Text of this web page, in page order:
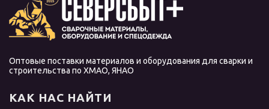
Оптовые поставки материалов и оборудования для сварки и
строительства по ХМАО, ЯНАО
КАК НАС НАЙТИ